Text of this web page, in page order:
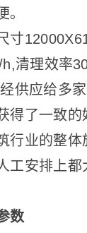
。
寸
清理效率
供应给多
得了一致的
行业的整体
工安排上都
数